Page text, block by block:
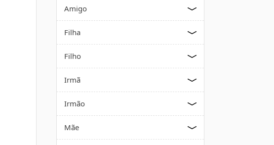
Amigo
Filha
Filho
Irmã
Irmão
Mãe